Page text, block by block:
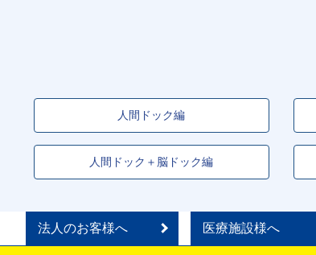
人間ドック編
人間ドック＋脳ドック編
法人のお客様へ 医療施設様へ